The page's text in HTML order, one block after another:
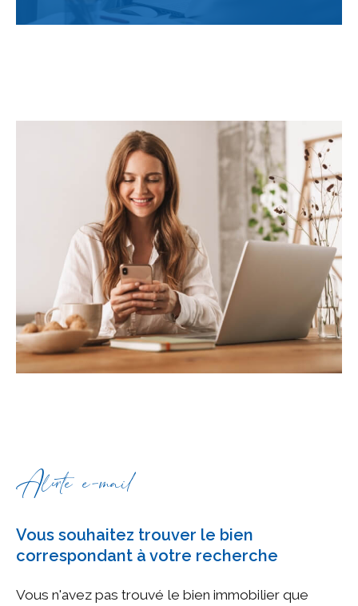
Alerte e-mail
Vous souhaitez trouver le bien
correspondant à votre recherche
Vous n'avez pas trouvé le bien immobilier que